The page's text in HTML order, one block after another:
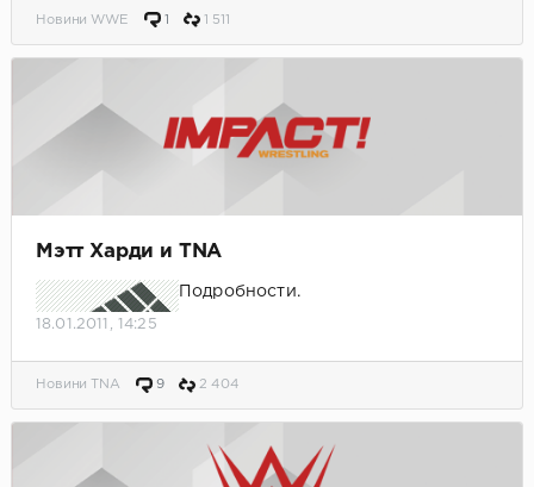
Новини WWE 1 1 511
Мэтт Харди и TNA
Подробности.
18.01.2011, 14:25
Новини TNA 9 2 404